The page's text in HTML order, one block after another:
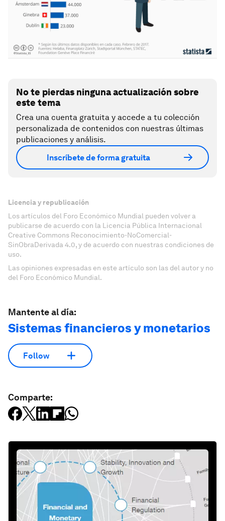
No te pierdas ninguna actualización sobre
este tema
Crea una cuenta gratuita y accede a tu colección
personalizada de contenidos con nuestras últimas
publicaciones y análisis.
Inscríbete de forma gratuita
Licencia y republicación
Los artículos del Foro Económico Mundial pueden volver a
publicarse de acuerdo con la Licencia Pública Internacional
Creative Commons Reconocimiento-NoComercial-
SinObraDerivada 4.0, y de acuerdo con nuestras condiciones de
uso.
Las opiniones expresadas en este artículo son las del autor y no
del Foro Económico Mundial.
Mantente al día:
Sistemas financieros y monetarios
Follow
Comparte: